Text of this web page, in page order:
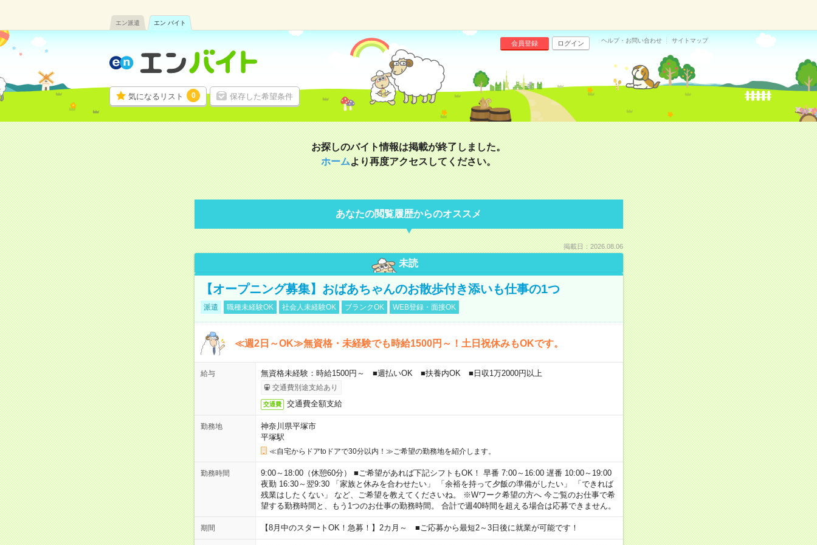
エン派遣 エン バイト
気になるリスト 0 保存した希望条件
会員登録 ログイン ヘルプ・お問い合わせ サイトマップ
お探しのバイト情報は掲載が終了しました。
ホームより再度アクセスしてください。
あなたの閲覧履歴からのオススメ
掲載日：2026.08.06
未読
【オープニング募集】おばあちゃんのお散歩付き添いも仕事の1つ
派遣 職種未経験OK 社会人未経験OK ブランクOK WEB登録・面接OK
≪週2日～OK≫無資格・未経験でも時給1500円～！土日祝休みもOKです。
給与 無資格未経験：時給1500円～ ■週払いOK ■扶養内OK ■日収1万2000円以上
交通費別途支給あり
交通費 交通費全額支給
勤務地
神奈川県平塚市
平塚駅
≪自宅からドアtoドアで30分以内！≫ご希望の勤務地を紹介します。
勤務時間
9:00～18:00（休憩60分） ■ご希望があれば下記シフトもOK！ 早番 7:00～16:00 遅番 10:00～19:00
夜勤 16:30～翌9:30 「家族と休みを合わせたい」 「余裕を持って夕飯の準備がしたい」 「できれば
残業はしたくない」 など、ご希望を教えてくださいね。 ※Wワーク希望の方へ 今ご覧のお仕事で希
望する勤務時間と、もう1つのお仕事の勤務時間。 合計で週40時間を超える場合は応募できません。
期間 【8月中のスタートOK！急募！】2カ月～ ■ご応募から最短2～3日後に就業が可能です！